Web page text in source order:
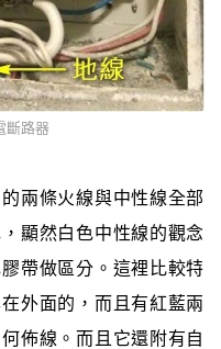
斷路器
兩條火線與中性線全部
顯然白色中性線的觀念
帶做區分。這裡比較特
外面的，而且有紅藍兩
佈線。而且它還附有自